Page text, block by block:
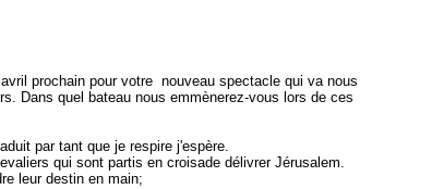
prochain pour votre nouveau spectacle qui va nous
Dans quel bateau nous emmènerez-vous lors de ces
par tant que je respire j'espère.
qui sont partis en croisade délivrer Jérusalem.
leur destin en main;